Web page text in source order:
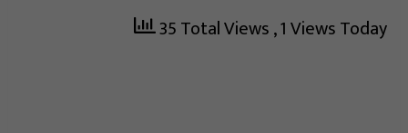
35 Total Views, 1 Views Today